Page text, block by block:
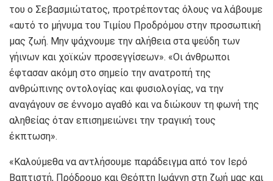
του ο Σεβασμιώτατος, προτρέποντας όλους να λάβουμε
«αυτό το μήνυμα του Τιμίου Προδρόμου στην προσωπική
μας ζωή. Μην ψάχνουμε την αλήθεια στα ψεύδη των
γήινων και χοϊκών προσεγγίσεων». «Οι άνθρωποι
έφτασαν ακόμη στο σημείο την ανατροπή της
ανθρώπινης οντολογίας και φυσιολογίας, να την
αναγάγουν σε έννομο αγαθό και να διώκουν τη φωνή της
αληθείας όταν επισημειώνει την τραγική τους
έκπτωση».
«Καλούμεθα να αντλήσουμε παράδειγμα από τον Ιερό
Βαπτιστή, Πρόδρομο και Θεόπτη Ιωάννη στη ζωή μας και